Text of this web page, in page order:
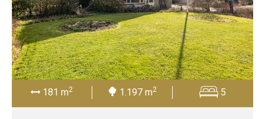
181 m2 1.197 m2 5